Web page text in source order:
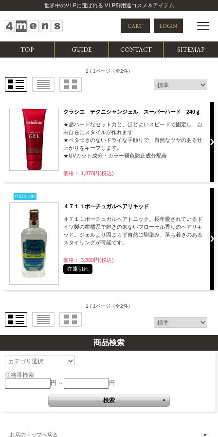
世界中のV.I.Pに選ばれる V.I.P御用達コスメ＆アイテム
TOP GUIDE CONTACT SITEMAP
1 / 1ページ （全2件）
クラシエ テクニシャンジェル スーパーハード 240ｇ
★趙ハードなセット力と、ほどよいスピードで固定し、自
由自在にスタイルが作れます
★ベタつきのないドライな手触りで、自然なツヤのある仕
上がりをキープします。
★UVカット成分・カラー褪色防止成分配合
価格： 1,870円(税込)
PICK UP
４７１１ポーチュガルヘアリキッド
４７１１ポーチュガルヘアトニック。長年愛されているド
イツ製の柑橘系で飽きの来ないフローラル香りのヘアリキ
ッド。ジェルより固まらず自然に馴染み、落ち着きのある
スタイリングが可能です。
価格： 3,300円(税込)
在庫切れ
1 / 1ページ （全2件）
商品検索
価格帯検索
円 ～
円
お店のトップへ戻る